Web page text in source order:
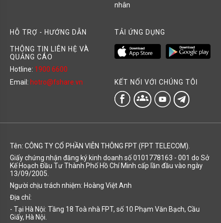
nhân
HỖ TRỢ - HƯỚNG DẪN
THÔNG TIN LIÊN HỆ VÀ
QUẢNG CÁO
Hotline: 1900 6600
Email: hotro@fshare.vn
TẢI ỨNG DỤNG
KẾT NỐI VỚI CHÚNG TÔI
groups
Tên: CÔNG TY CỔ PHẦN VIỄN THÔNG FPT (FPT TELECOM).
Giấy chứng nhận đăng ký kinh doanh số 0101778163 - 001 do Sở
Kế Hoạch Đầu Tư Thành Phố Hồ Chí Minh cấp lần đầu vào ngày
13/09/2005.
Người chịu trách nhiệm: Hoàng Việt Anh
Địa chỉ:
- Tại Hà Nội: Tầng 18 Toà nhà FPT, số 10 Phạm Văn Bạch, Cầu
Giấy, Hà Nội.